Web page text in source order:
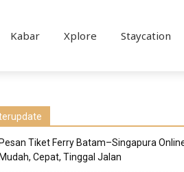
Kabar Xplore Staycation
Tiket Ferry Batam–Singapura Online
Cepat, Tinggal Jalan